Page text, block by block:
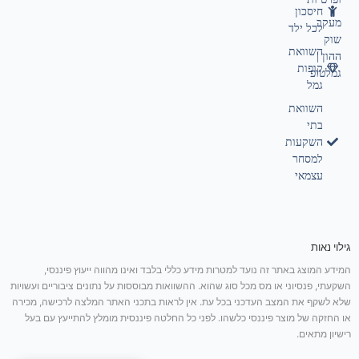
חיסכון
לכל ילד
השוואת
קופות
גמל
השוואת
בתי
השקעות
למסחר
עצמאי
מעקב
שוק
ההון |
גמלטופ
גילוי נאות
המידע המוצג באתר זה נועד למטרות מידע כללי בלבד ואינו מהווה ייעוץ פיננסי,
השקעתי, פנסיוני או מס מכל סוג שהוא. ההשוואות מבוססות על נתונים ציבוריים ועשויות
שלא לשקף את המצב העדכני בכל עת. אין לראות בתכני האתר המלצה לרכישה, מכירה
או החזקה של מוצר פיננסי כלשהו. לפני כל החלטה פיננסית מומלץ להתייעץ עם בעל
רישיון מתאים.